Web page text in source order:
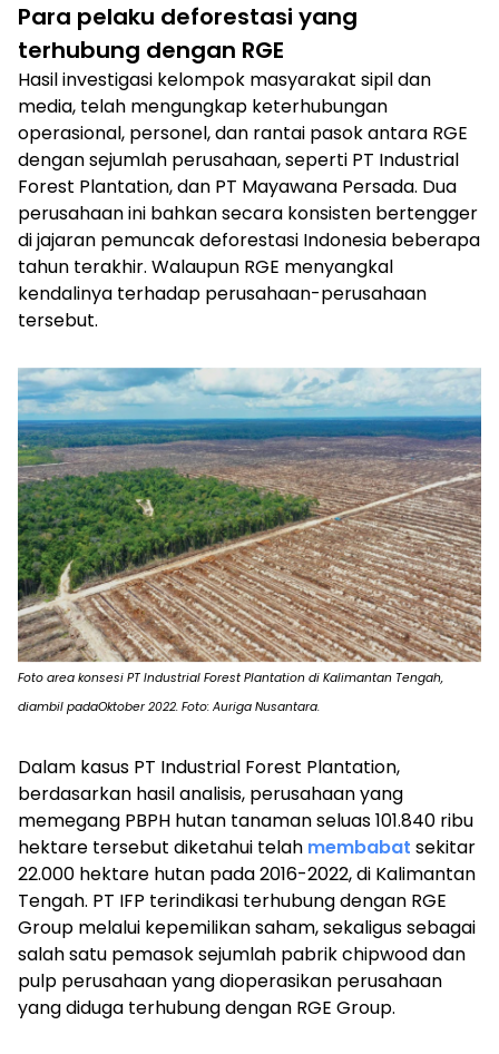
Para pelaku deforestasi yang
terhubung dengan RGE
Hasil investigasi kelompok masyarakat sipil dan
media, telah mengungkap keterhubungan
operasional, personel, dan rantai pasok antara RGE
dengan sejumlah perusahaan, seperti PT Industrial
Forest Plantation, dan PT Mayawana Persada. Dua
perusahaan ini bahkan secara konsisten bertengger
di jajaran pemuncak deforestasi Indonesia beberapa
tahun terakhir. Walaupun RGE menyangkal
kendalinya terhadap perusahaan-perusahaan
tersebut.
Foto area konsesi PT Industrial Forest Plantation di Kalimantan Tengah,
diambil padaOktober 2022. Foto: Auriga Nusantara.
Dalam kasus PT Industrial Forest Plantation,
berdasarkan hasil analisis, perusahaan yang
memegang PBPH hutan tanaman seluas 101.840 ribu
hektare tersebut diketahui telah membabat sekitar
22.000 hektare hutan pada 2016-2022, di Kalimantan
Tengah. PT IFP terindikasi terhubung dengan RGE
Group melalui kepemilikan saham, sekaligus sebagai
salah satu pemasok sejumlah pabrikchipwooddan
pulp perusahaan yang dioperasikan perusahaan
yang diduga terhubung dengan RGE Group.